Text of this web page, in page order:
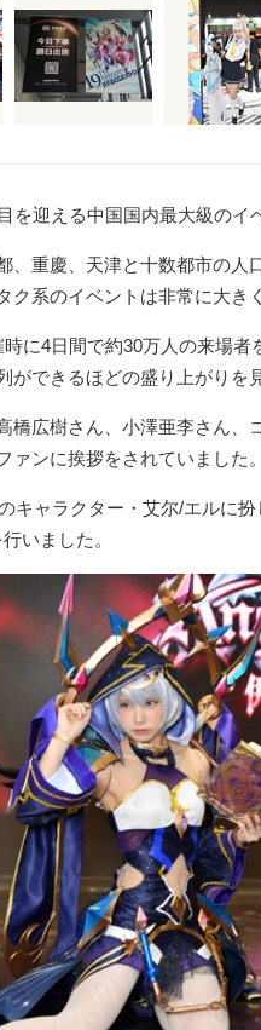
を迎える中国国内最大級のイ
、重慶、天津と十数都市の人
系のイベントは非常に大き
時に4日間で約30万人の来場
できるほどの盛り上がりを
橋広樹さん、小澤亜李さん、
ンに挨拶をされていました。
キャラクター・艾尔/エルに
いました。